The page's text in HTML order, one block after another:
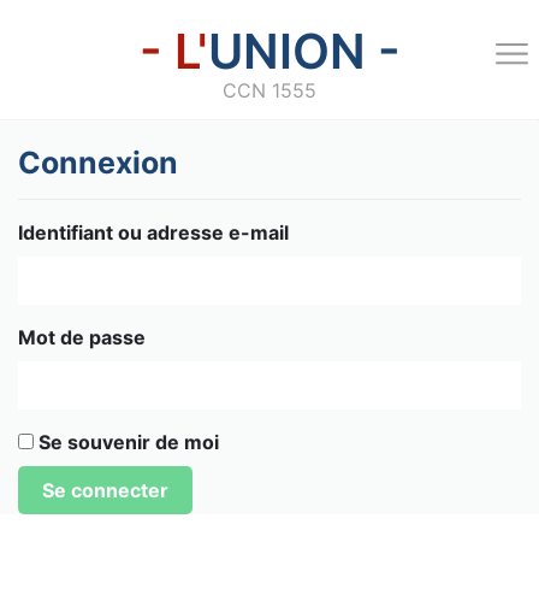
- L'UNION -
CCN 1555
Connexion
Identifiant ou adresse e-mail
Mot de passe
Se souvenir de moi